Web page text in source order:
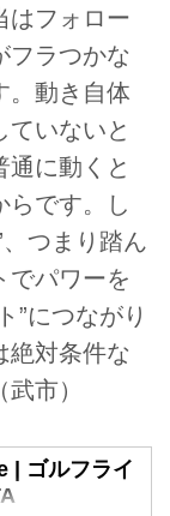
はフォロー
フラつかな
。動き自体
ていないと
通に動くと
らです。し
つまり踏ん
でパワーを
”につながり
絶対条件な
市）
| ゴルフライ